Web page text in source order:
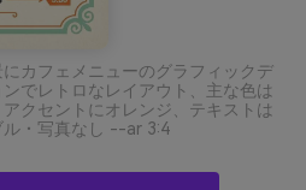
カフェメニューのグラフィックデ
でレトロなレイアウト、主な色は
クセントにオレンジ、テキストは
ル・写真なし --ar 3:4